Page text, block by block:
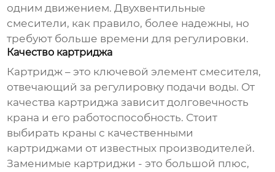
одним движением. Двухвентильные
смесители, как правило, более надежны, но
требуют больше времени для регулировки.
Качество картриджа
Картридж – это ключевой элемент смесителя,
отвечающий за регулировку подачи воды. От
качества картриджа зависит долговечность
крана и его работоспособность. Стоит
выбирать краны с качественными
картриджами от известных производителей.
Заменимые картриджи - это большой плюс,